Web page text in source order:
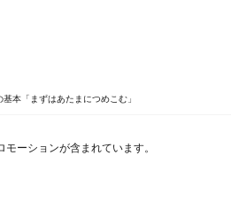
基本「まずはあたまにつめこむ」
ーションが含まれています。